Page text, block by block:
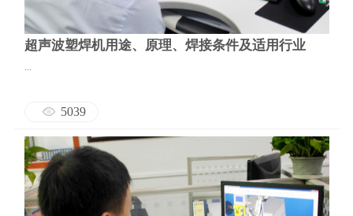
超声波塑焊机用途、原理、焊接条件及适用行业
5039